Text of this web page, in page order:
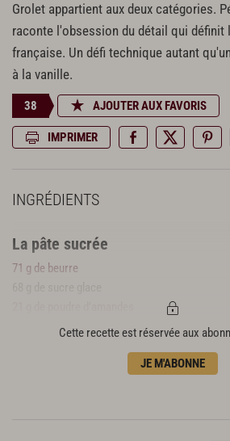
Grolet appartient aux deux catégories.
raconte l'obsession du détail qui définit
française. Un défi technique autant
à la vanille.
38 AJOUTER AUX FAVORIS
IMPRIMER
INGRÉDIENTS
La pâte sucrée
71 g de beurre
38 g de fécule de pommes de terre
Cette recette est réservée aux
JE M'ABONNE